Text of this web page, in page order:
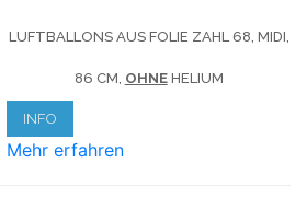
LUFTBALLONS AUS FOLIE ZAHL 68, MIDI,
86 CM, OHNEHELIUM
INFO
Mehr erfahren